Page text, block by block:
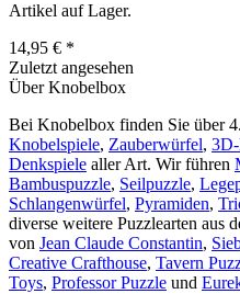
Artikel auf Lager.
14,95 € *
Zuletzt angesehen
Über Knobelbox
Bei Knobelbox finden Sie über
Knobelspiele, Zauberwürfel,
Denkspiele aller Art. Wir führen
Bambuspuzzle, Seilpuzzle,
Schlangenwürfel, Pyramiden,
diverse weitere Puzzlearten aus
von Jean Claude Constantin,
Creative Crafthouse, Tavern
Toys, Professor Puzzle und